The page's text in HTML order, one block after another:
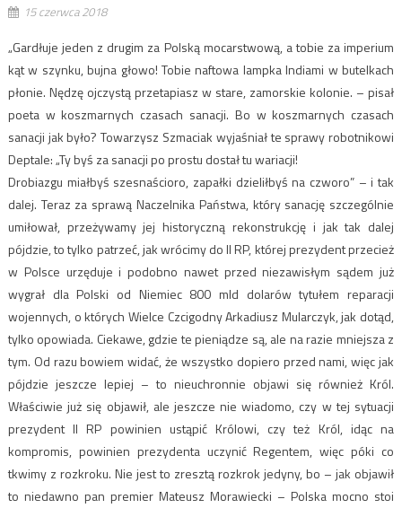
15 czerwca 2018
„Gardłuje jeden z drugim za Polską mocarstwową, a tobie za imperium
kąt w szynku, bujna głowo! Tobie naftowa lampka Indiami w butelkach
płonie. Nędzę ojczystą przetapiasz w stare, zamorskie kolonie. – pisał
poeta w koszmarnych czasach sanacji. Bo w koszmarnych czasach
sanacji jak było? Towarzysz Szmaciak wyjaśniał te sprawy robotnikowi
Deptale: „Ty byś za sanacji po prostu dostał tu wariacji!
Drobiazgu miałbyś szesnaścioro, zapałki dzieliłbyś na czworo” – i tak
dalej. Teraz za sprawą Naczelnika Państwa, który sanację szczególnie
umiłował, przeżywamy jej historyczną rekonstrukcję i jak tak dalej
pójdzie, to tylko patrzeć, jak wrócimy do II RP, której prezydent przecież
w Polsce urzęduje i podobno nawet przed niezawisłym sądem już
wygrał dla Polski od Niemiec 800 mld dolarów tytułem reparacji
wojennych, o których Wielce Czcigodny Arkadiusz Mularczyk, jak dotąd,
tylko opowiada. Ciekawe, gdzie te pieniądze są, ale na razie mniejsza z
tym. Od razu bowiem widać, że wszystko dopiero przed nami, więc jak
pójdzie jeszcze lepiej – to nieuchronnie objawi się również Król.
Właściwie już się objawił, ale jeszcze nie wiadomo, czy w tej sytuacji
prezydent II RP powinien ustąpić Królowi, czy też Król, idąc na
kompromis, powinien prezydenta uczynić Regentem, więc póki co
tkwimy z rozkroku. Nie jest to zresztą rozkrok jedyny, bo – jak objawił
to niedawno pan premier Mateusz Morawiecki – Polska mocno stoi